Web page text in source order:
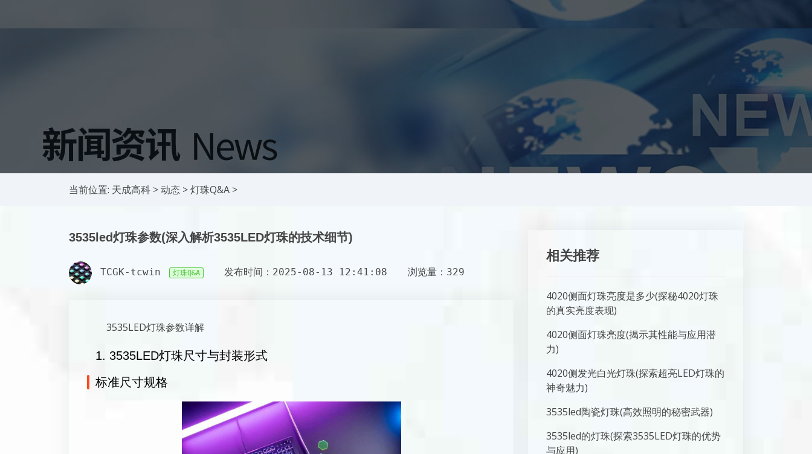
当前位置: 天成高科 >动态 >灯珠Q&A >
3535led灯珠参数(深入解析3535LED灯珠的技术细节)
TCGK-tcwin 灯珠Q&A 发布时间：2025-08-13 12:41:08 浏览量：329
3535LED灯珠参数详解
1. 3535LED灯珠尺寸与封装形式
标准尺寸规格
相关推荐
4020侧面灯珠亮度是多少(探秘4020灯珠
的真实亮度表现)
4020侧面灯珠亮度(揭示其性能与应用潜
力)
4020侧发光白光灯珠(探索超亮LED灯珠的
神奇魅力)
3535led陶瓷灯珠(高效照明的秘密武器)
3535led的灯珠(探索3535LED灯珠的优势
与应用)